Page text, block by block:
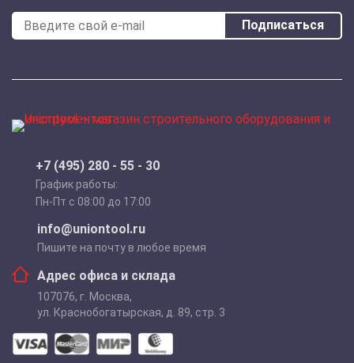
Подписаться
+7 (495) 280 - 55 - 30
График работы:
Пн-Пт с 08:00 до 17:00
info@uniontool.ru
Пишите на почту в любое время
Адрес офиса и склада
107076, г. Москва,
ул. Краснобогатырская, д. 89, стр. 3